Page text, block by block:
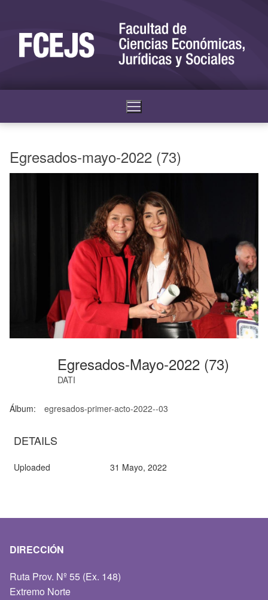
Egresados-mayo-2022 (73)
Egresados-Mayo-2022 (73)
DATI
Álbum: egresados-primer-acto-2022--03
DETAILS
Uploaded 31 Mayo, 2022
DIRECCIÓN
Ruta Prov. Nº 55 (Ex. 148)
Extremo Norte